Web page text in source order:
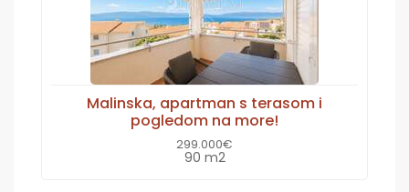
Malinska, apartman s terasom i
pogledom na more!
299.000€
90 m2